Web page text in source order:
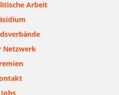
Arbeit
Netzwerk
Jobs